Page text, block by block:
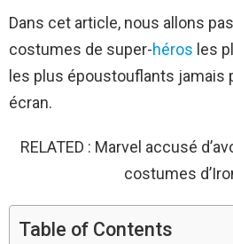
Dans cet article, nous allons
costumes de super-héros les
les plus époustouflants jamais
écran.
RELATED : Marvel accusé
costumes
Table of Contents